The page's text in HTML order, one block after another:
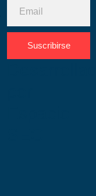
Suscribirse